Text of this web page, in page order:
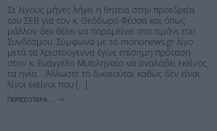
Σε λίγους μήνες λήγει η θητεία στην προεδρεία
του ΣΕΒ για τον κ. Θεόδωρο Φέσσα και όπως
μάλλον δεν θέλει να παραμείνει στο τιμόνι του
Συνδέσμου. Σύμφωνα με το mononews.gr λίγο
μετά τα Χριστούγεννα έγινε επίσημη πρόταση
στον κ. Ευάγγελο Μυτιληναίο να αναλάβει εκείνος
τα ηνία… Άλλωστε το δικαιούται καθώς δεν είναι
λίγοι εκείνοι που […]
ΠΕΡΙΣΣΌΤΕΡΑ ...